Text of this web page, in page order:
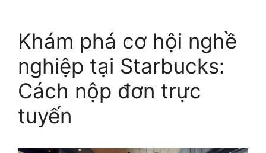
Khám phá cơ hội nghề
nghiệp tại Starbucks:
Cách nộp đơn trực
tuyến